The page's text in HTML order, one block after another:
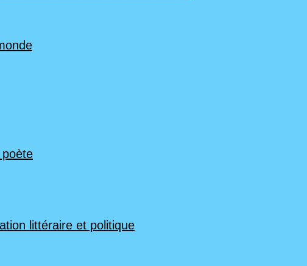
poète
littéraire et politique